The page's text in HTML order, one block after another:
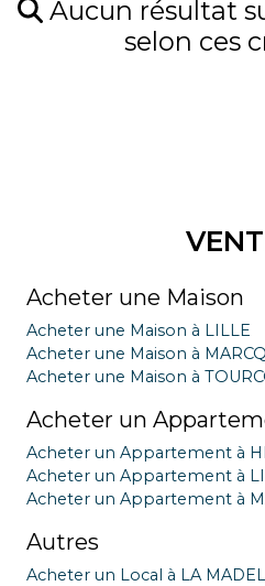
Aucun résultat
selon ces
Acheter une Maison
Acheter une Maison à LILLE
Acheter une Maison à
Acheter une Maison à
Acheter un
Acheter un Appartement à
Acheter un Appartement à
Acheter un Appartement à
Autres
Acheter un Local à LA